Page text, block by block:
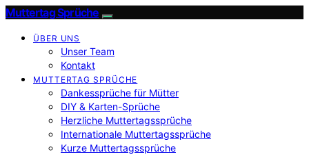
Muttertag Sprüche
ÜBER UNS
Unser Team
Kontakt
MUTTERTAG SPRÜCHE
Dankessprüche für Mütter
DIY & Karten-Sprüche
Herzliche Muttertagssprüche
Internationale Muttertagssprüche
Kurze Muttertagssprüche